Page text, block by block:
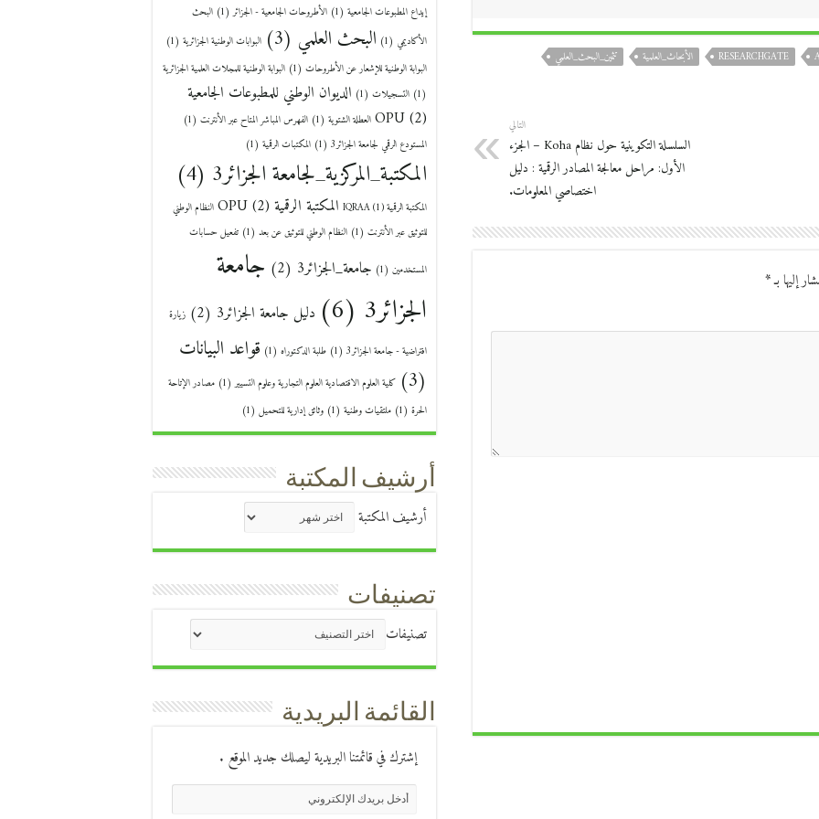
RESEARCHGATE الأبحاث_العلمية
تثمين_البحث_العلمي
التالي
السلسلة التكوينية حول نظام Koha – الجزء
الأول: مراحل معالجة المصادر الرقمية : دليل
اختصاصي المعلومات.
إليها بـ*
إيداع المطبوعات الجامعية (1) الأطروحات الجامعية - الجزائر(1)
البحث
الأكاديمي (1) البحث العلمي (3) البوابات الوطنية الجزائرية (1)
البوابة الوطنية للإشعار عن الأطروحات (1)
البوابة الوطنية للمجلات العلمية الجزائرية
(1)
التسجيلات (1)
الديوان الوطني للمطبوعات الجامعية
OPU(2) العطلة الشتوية (1) الفهرس المباشر المتاح عبر الأنترنت (1)
المستودع الرقمي لجامعة الجزائر3 (1) المكتبات الرقمية (1)
المكتبة_المركزية_لجامعة الجزائر3 (4)
المكتبة الرقمية IQRAA(1) المكتبة الرقمية OPU (2)
النظام الوطني
للتوثيق عبر الأنترنت (1) النظام الوطني للتوثيق عن بعد (1) تفعيل حسابات
المستخدمين (1) جامعة_الجزائر3 (2)
جامعة
الجزائر3 (6) دليل جامعة الجزائر3 (2) زيارة
افتراضية - جامعة الجزائر3 (1) طلبة الدكتوراه (1)
قواعد البيانات
(3)
كلية العلوم الاقتصادية العلوم التجارية وعلوم التسيير(1)
مصادر الإتاحة
الحرة (1) ملتقيات وطنية (1) وثائق إدارية للتحميل (1)
أرشيف المكتبة
أرشيف المكتبة
تصنيفات
تصنيفات
القائمة البريدية
إشترك في قائمتنا البريدية ليصلك جديد الموقع .